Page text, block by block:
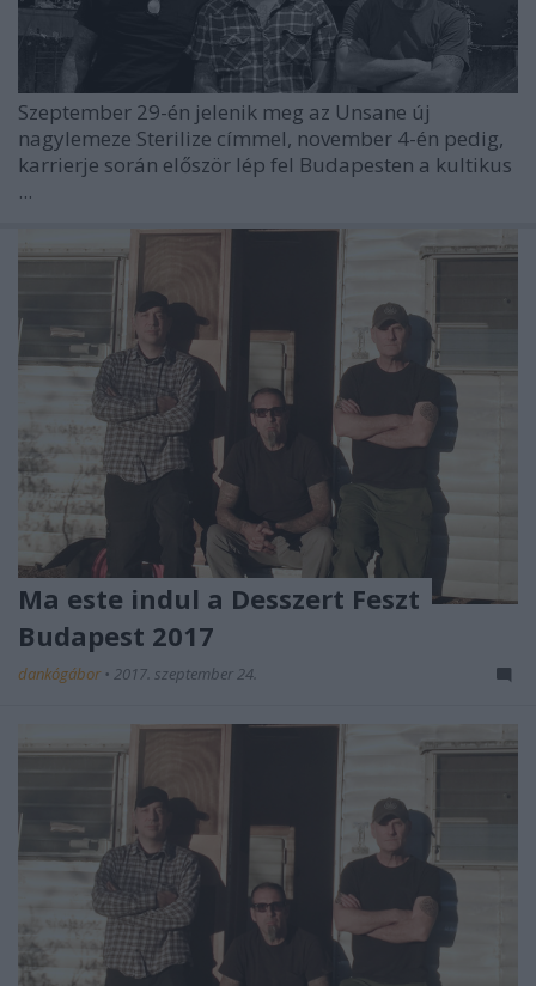
Szeptember 29-én jelenik meg az Unsane új
nagylemeze Sterilize címmel, november 4-én pedig,
karrierje során először lép fel Budapesten a kultikus
...
Ma este indul a Desszert Feszt
Budapest 2017
dankógábor • 2017. szeptember 24.